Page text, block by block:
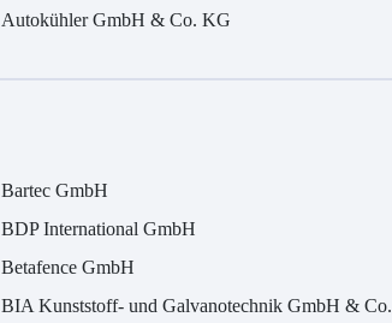
Autokühler GmbH & Co. KG
Bartec GmbH
BDP International GmbH
Betafence GmbH
BIA Kunststoff- und Galvanotechnik GmbH & Co.